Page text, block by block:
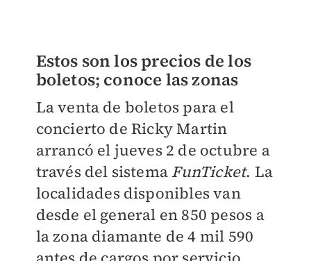
Estos son los precios de los
boletos; conoce las zonas
La venta de boletos para el
concierto de Ricky Martin
arrancó el jueves 2 de octubre a
través del sistema FunTicket. La
localidades disponibles van
desde el general en 850 pesos a
la zona diamante de 4 mil 590